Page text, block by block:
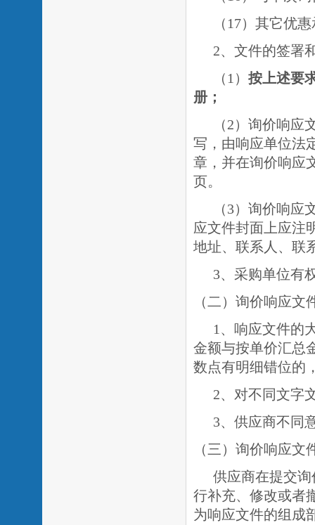
（ 1 7）其它优
2、文件的签署
（ 1） 按上述要
册；
（2）询价响应
写，由响应单位法
章，并在询价响应
页。
（3）询价响应
应文件封面上应注
地址、联系人、联
3、采购单位有
（二）询价响应文
1、响应文件的
金额与按单价汇总
数点有明细错位的
2、对不同文字
3、供应商不同
（三）询价响应文
供应商在提交
行补充、修改或者
为响应文件的组成